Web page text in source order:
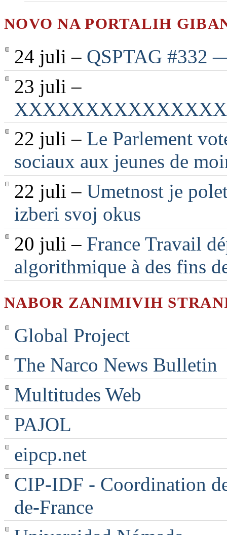
NOVO NA PORTALIH
24 juli – QSPTAG #332
23 juli –
22 juli – Le Parlement
sociaux aux jeunes de
22 juli – Umetnost je
izberi svoj okus
20 juli – France Travail
algorithmique à des fins
NABOR ZANIMIVIH
Global Project
The Narco News Bulletin
Multitudes Web
PAJOL
eipcp.net
CIP-IDF - Coordination
de-France